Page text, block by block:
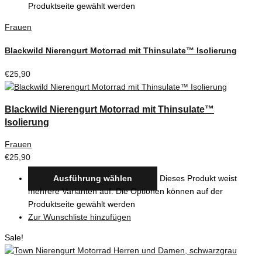
Produktseite gewählt werden
Frauen
Blackwild Nierengurt Motorrad mit Thinsulate™ Isolierung
€25,90
Blackwild Nierengurt Motorrad mit Thinsulate™
Isolierung
Frauen
€25,90
Ausführung wählen
Dieses Produkt weist
mehrere Varianten auf. Die Optionen können auf der
Produktseite gewählt werden
Zur Wunschliste hinzufügen
Sale!